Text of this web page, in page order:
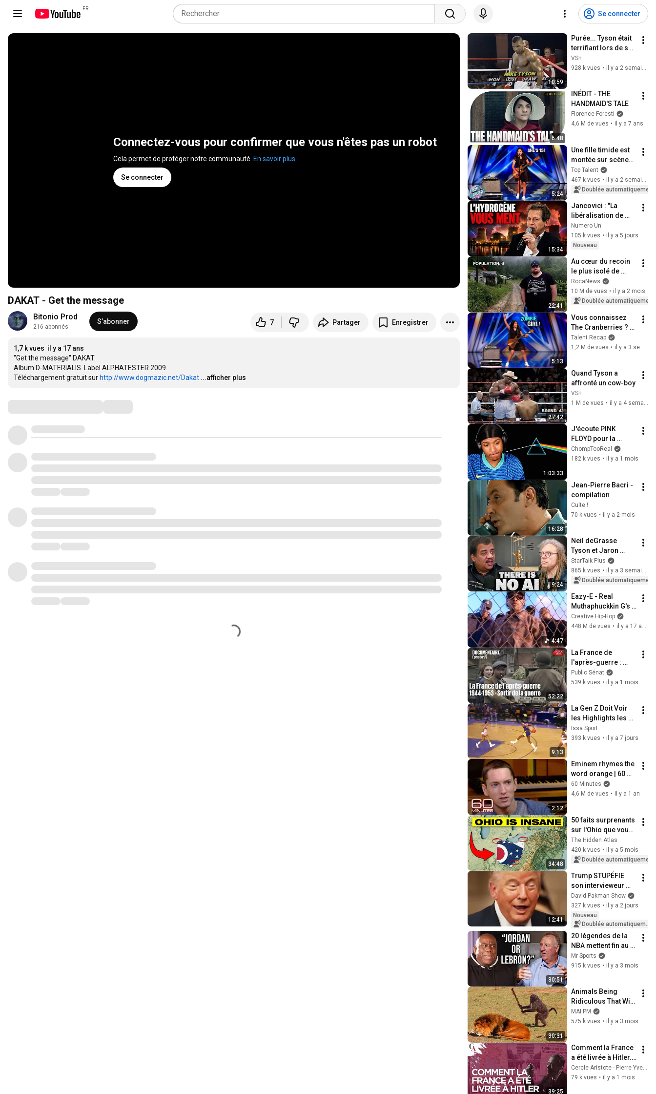
FR
Se connecter
Connectez-vous pour confirmer que vous n'êtes pas un robot
Cela permet de protéger notre communauté. En savoir plus
Se connecter
DAKAT - Get the message
Bitonio Prod
216 abonnés
S’abonner 7 Partager Enregistrer
1,7 k vues il y a 17 ans
"Get the message" DAKAT.
Album D-MATERIALIS. Label ALPHATESTER 2009.
Téléchargement gratuit sur http://www.dogmazic.net/Dakat ...afficher plus
10:59
Purée... Tyson était
terrifiant lors de son
5e combat
VS+
928 k vues • il y a 2 semaines
6:48
INÉDIT - THE
HANDMAID'S TALE
Florence Foresti
4,6 M de vues • il y a 7 ans
5:24
Une fille timide est
montée sur scène…
Une ROCKSTAR en
est descendue !
Top Talent
467 k vues •
Doublée automatiquement
15:34
Jancovici : "La
libéralisation de
l'électricité a coûté
100 milliards
d'euros pour rien"
Numero Un
105 k vues • il y a 5 jours
Nouveau
22:41
Au cœur du recoin
le plus isolé de
Virginie-
Occidentale
RocaNews
10 M de vues • il y a 2 mois
Doublée automatiquement
5:13
Vous connaissez
The Cranberries ?
Vous n'avez JAMAIS
entendu « Zombie »
Talent Recap
1,2 M de vues • il y a 3 semaines
27:42
Quand Tyson a
affronté un cow-boy
VS+
1 M de vues • il y a 4 semaines
1:03:33
J'écoute PINK
FLOYD pour la
première fois
ChompTooReal
182 k vues • il y a 1 mois
16:28
Jean-Pierre Bacri -
compilation
Culte !
70 k vues • il y a 2 mois
9:24
Neil deGrasse
Tyson et Jaron
Lanier sur l'illusion
de l'IA
StarTalk Plus
865 k vues •
il y a 3 semaines
Doublée automatiquement
4:47
Eazy-E - Real
Muthaphuckkin G's
(Music Video)
Creative Hip-Hop
448 M de vues • il y a 17 ans
52:22
La France de
l'après-guerre :
1944-1953, sortir de
la guerre (1/2)
Public Sénat
539 k vues • il y a 1 mois
9:13
La Gen Z Doit Voir
les Highlights les
Plus FROIDS du
Prime de Magic
Issa Sport
393 k vues • il y a 7 jours
2:12
Eminem rhymes the
word orange | 60
Minutes Archive
60 Minutes
4,6 M de vues • il y a 1 an
34:48
50 faits surprenants
sur l'Ohio que vous
ignoriez
The Hidden Atlas
420 k vues • il y a 5 mois
Doublée automatiquement
12:41
Trump STUPÉFIE
son intervieweur
avec une
INCOHÉRENCE
TOTALE
David Pakman Show
327 k vues • il y a 2 jours
Nouveau
Doublée automatiquement
30:51
20 légendes de la
NBA mettent fin au
débat sur le GOAT
Mr Sports
915 k vues • il y a 3 mois
30:31
Animals Being
Ridiculous That Will
Definitely Brighten
Your Day 😂
MAI PM
575 k vues • il y a 3 mois
39:25
Comment la France
a été livrée à Hitler.
Eric Branca
Cercle Aristote - Pierre Yves Rougeyron
79 k vues • il y a 1 mois